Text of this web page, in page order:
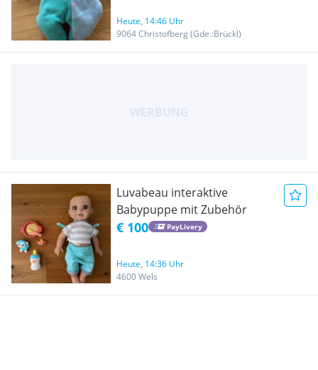
Heute, 14:46 Uhr
9064 Christofberg (Gde.:Brückl)
Luvabeau interaktive
Babypuppe mit Zubehör
€ 100 PayLivery
Heute, 14:36 Uhr
4600 Wels